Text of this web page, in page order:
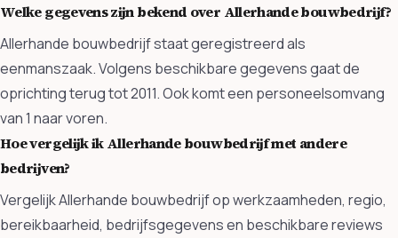
Welke gegevens zijn bekend over Allerhande bouwbedrijf?
Allerhande bouwbedrijf staat geregistreerd als
eenmanszaak. Volgens beschikbare gegevens gaat de
oprichting terug tot 2011. Ook komt een personeelsomvang
van 1 naar voren.
Hoe vergelijk ik Allerhande bouwbedrijf met andere
bedrijven?
Vergelijk Allerhande bouwbedrijf op werkzaamheden, regio,
bereikbaarheid, bedrijfsgegevens en beschikbare reviews